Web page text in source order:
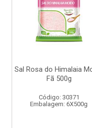
Sal Rosa do Himalaia
Fã 500g
Código: 30371
Embalagem: 6X500g